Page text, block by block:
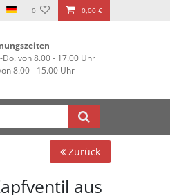
0 0,00 €
Do. von 8.00 - 17.00 Uhr
8.00 - 15.00 Uhr
Zurück
aus